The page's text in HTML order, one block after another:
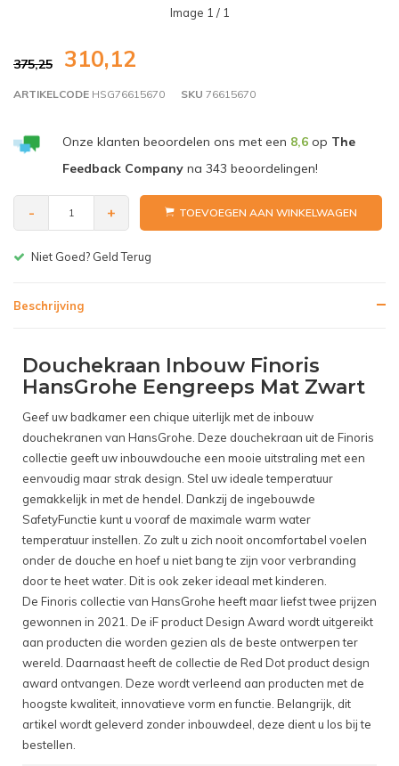
Image 1 / 1
375,25 310,12
ARTIKELCODE HSG76615670 SKU 76615670
Onze klanten beoordelen ons met een 8,6op The
Feedback Companyna 343 beoordelingen!
- + TOEVOEGEN AAN WINKELWAGEN
Gratis bezorgen v.a. € 150,-(NL)
Beschrijving
Douchekraan Inbouw Finoris
HansGrohe Eengreeps Mat Zwart
Geef uw badkamer een chique uiterlijk met de inbouw
douchekranen van HansGrohe. Deze douchekraan uit de Finoris
collectie geeft uw inbouwdouche een mooie uitstraling met een
eenvoudig maar strak design. Stel uw ideale temperatuur
gemakkelijk in met de hendel. Dankzij de ingebouwde
SafetyFunctie kunt u vooraf de maximale warm water
temperatuur instellen. Zo zult u zich nooit oncomfortabel voelen
onder de douche en hoef u niet bang te zijn voor verbranding
door te heet water. Dit is ook zeker ideaal met kinderen.
De Finoris collectie van HansGrohe heeft maar liefst twee prijzen
gewonnen in 2021. De iF product Design Award wordt uitgereikt
aan producten die worden gezien als de beste ontwerpen ter
wereld. Daarnaast heeft de collectie de Red Dot product design
award ontvangen. Deze wordt verleend aan producten met de
hoogste kwaliteit, innovatieve vorm en functie. Belangrijk, dit
artikel wordt geleverd zonder inbouwdeel, deze dient u los bij te
bestellen.